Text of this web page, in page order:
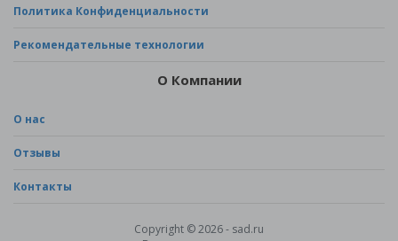
Политика Конфиденциальности
Рекомендательные технологии
О Компании
О нас
Отзывы
Контакты
Copyright © 2026 - sad.ru